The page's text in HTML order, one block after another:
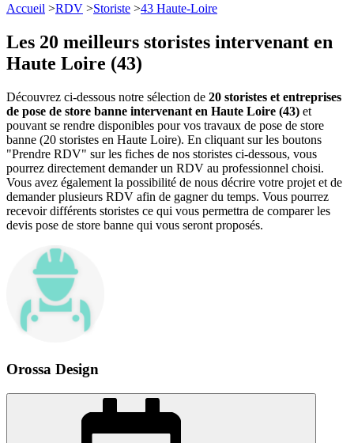
Accueil >RDV >Storiste >43 Haute-Loire
Les 20 meilleurs storistes intervenant en
Haute Loire (43)
Découvrez ci-dessous notre sélection de 20 storistes et entreprises
de pose de store banne intervenant en Haute Loire (43) et
pouvant se rendre disponibles pour vos travaux de pose de store
banne (20 storistes en Haute Loire). En cliquant sur les boutons
"Prendre RDV" sur les fiches de nos storistes ci-dessous, vous
pourrez directement demander un RDV au professionnel choisi.
Vous avez également la possibilité de nous décrire votre projet et de
demander plusieurs RDV afin de gagner du temps. Vous pourrez
recevoir différents storistes ce qui vous permettra de comparer les
devis pose de store banne qui vous seront proposés.
Orossa Design